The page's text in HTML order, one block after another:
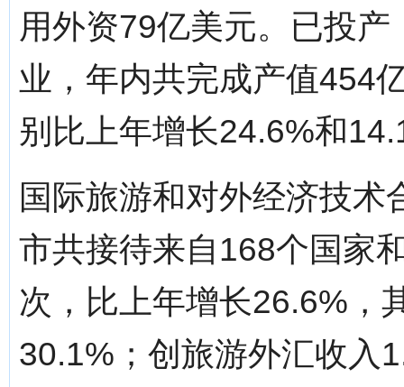
用外资79亿美元。已投
业，年内共完成产值454
别比上年增长24.6%和
国际旅游和对外经济技
市共接待来自168个国家
次，比上年增长26.6%，
30.1%；创旅游外汇收入